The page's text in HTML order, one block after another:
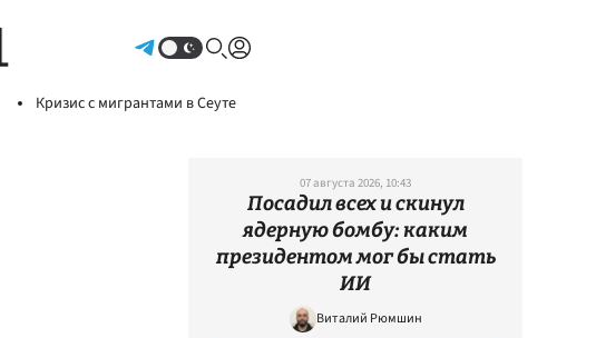
Кризис с мигрантами в Сеуте
07 августа 2026, 10:43
Посадил всех и скинул
ядерную бомбу: каким
президентом мог бы стать
ИИ
Виталий Рюмшин